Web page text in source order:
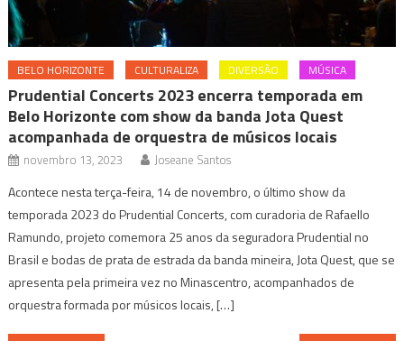
BELO HORIZONTE CULTURALIZA DIVERSÃO MÚSICA
Prudential Concerts 2023 encerra temporada em
Belo Horizonte com show da banda Jota Quest
acompanhada de orquestra de músicos locais
novembro 13, 2023 Joseane Santos
Acontece nesta terça-feira, 14 de novembro, o último show da
temporada 2023 do Prudential Concerts, com curadoria de Rafaello
Ramundo, projeto comemora 25 anos da seguradora Prudential no
Brasil e bodas de prata de estrada da banda mineira, Jota Quest, que se
apresenta pela primeira vez no Minascentro, acompanhados de
orquestra formada por músicos locais, […]